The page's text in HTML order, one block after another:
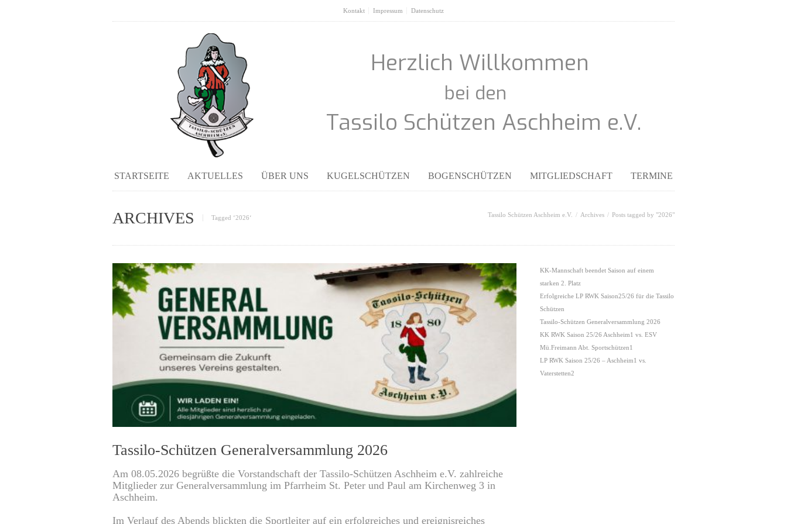
Kontakt Impressum Datenschutz
Herzlich Willkommen
bei den
Tassilo Schützen Aschheim e.V.
STARTSEITE AKTUELLES ÜBER UNS KUGELSCHÜTZEN BOGENSCHÜTZEN MITGLIEDSCHAFT TERMINE
ARCHIVES Tagged ‘2026‘ Tassilo Schützen Aschheim e.V. Archives Posts tagged by "2026"
0
Tassilo-Schützen Generalversammlung 2026
Am 08.05.2026 begrüßte die Vorstandschaft der Tassilo-Schützen Aschheim e.V. zahlreiche
Mitglieder zur Generalversammlung im Pfarrheim St. Peter und Paul am Kirchenweg 3 in
Aschheim.
Im Verlauf des Abends blickten die Sportleiter auf ein erfolgreiches und ereignisreiches
KK-Mannschaft beendet Saison auf einem
starken 2. Platz
Erfolgreiche LP RWK Saison25/26 für die Tassilo
Schützen
Tassilo-Schützen Generalversammlung 2026
KK RWK Saison 25/26 Aschheim1 vs. ESV
Mü.Freimann Abt. Sportschützen1
LP RWK Saison 25/26 – Aschheim1 vs.
Vaterstetten2